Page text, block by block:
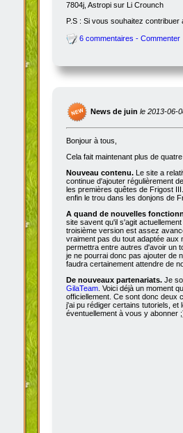
7804j, Astropi sur Li Crounch
P.S : Si vous souhaitez
6 commentaires - Commenter
News de juin le 2013-06-
Bonjour à tous,
Cela fait maintenant plus de
Nouveau contenu. Le site a
continue d'ajouter régulièrement
les premières quêtes de Frigost
enfin le trou dans les donjons de
A quand de nouvelles
site savent qu'il s'agit
troisième version est assez
vraiment pas du tout adaptée aux
permettra entre autres d'avoir un
je ne pourrai donc pas ajouter de
faudra certainement attendre de
De nouveaux partenariats. Je
GilaTeam . Voici déjà un moment
officiellement. Ce sont donc deux
j'ai pu rédiger certains tutoriels,
éventuellement à vous y abonner